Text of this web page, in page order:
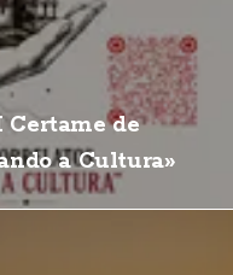
Certame de
a Cultura»